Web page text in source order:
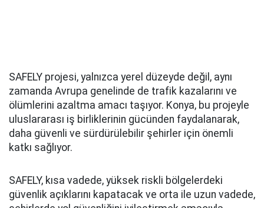
SAFELY projesi, yalnızca yerel düzeyde değil, aynı
zamanda Avrupa genelinde de trafik kazalarını ve
ölümlerini azaltma amacı taşıyor. Konya, bu projeyle
uluslararası iş birliklerinin gücünden faydalanarak,
daha güvenli ve sürdürülebilir şehirler için önemli
katkı sağlıyor.
SAFELY, kısa vadede, yüksek riskli bölgelerdeki
güvenlik açıklarını kapatacak ve orta ile uzun vadede,